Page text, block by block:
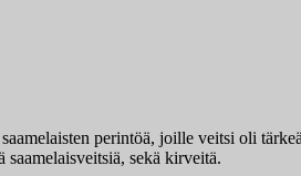
perintöä, joille veitsi oli
sekä kirveitä.